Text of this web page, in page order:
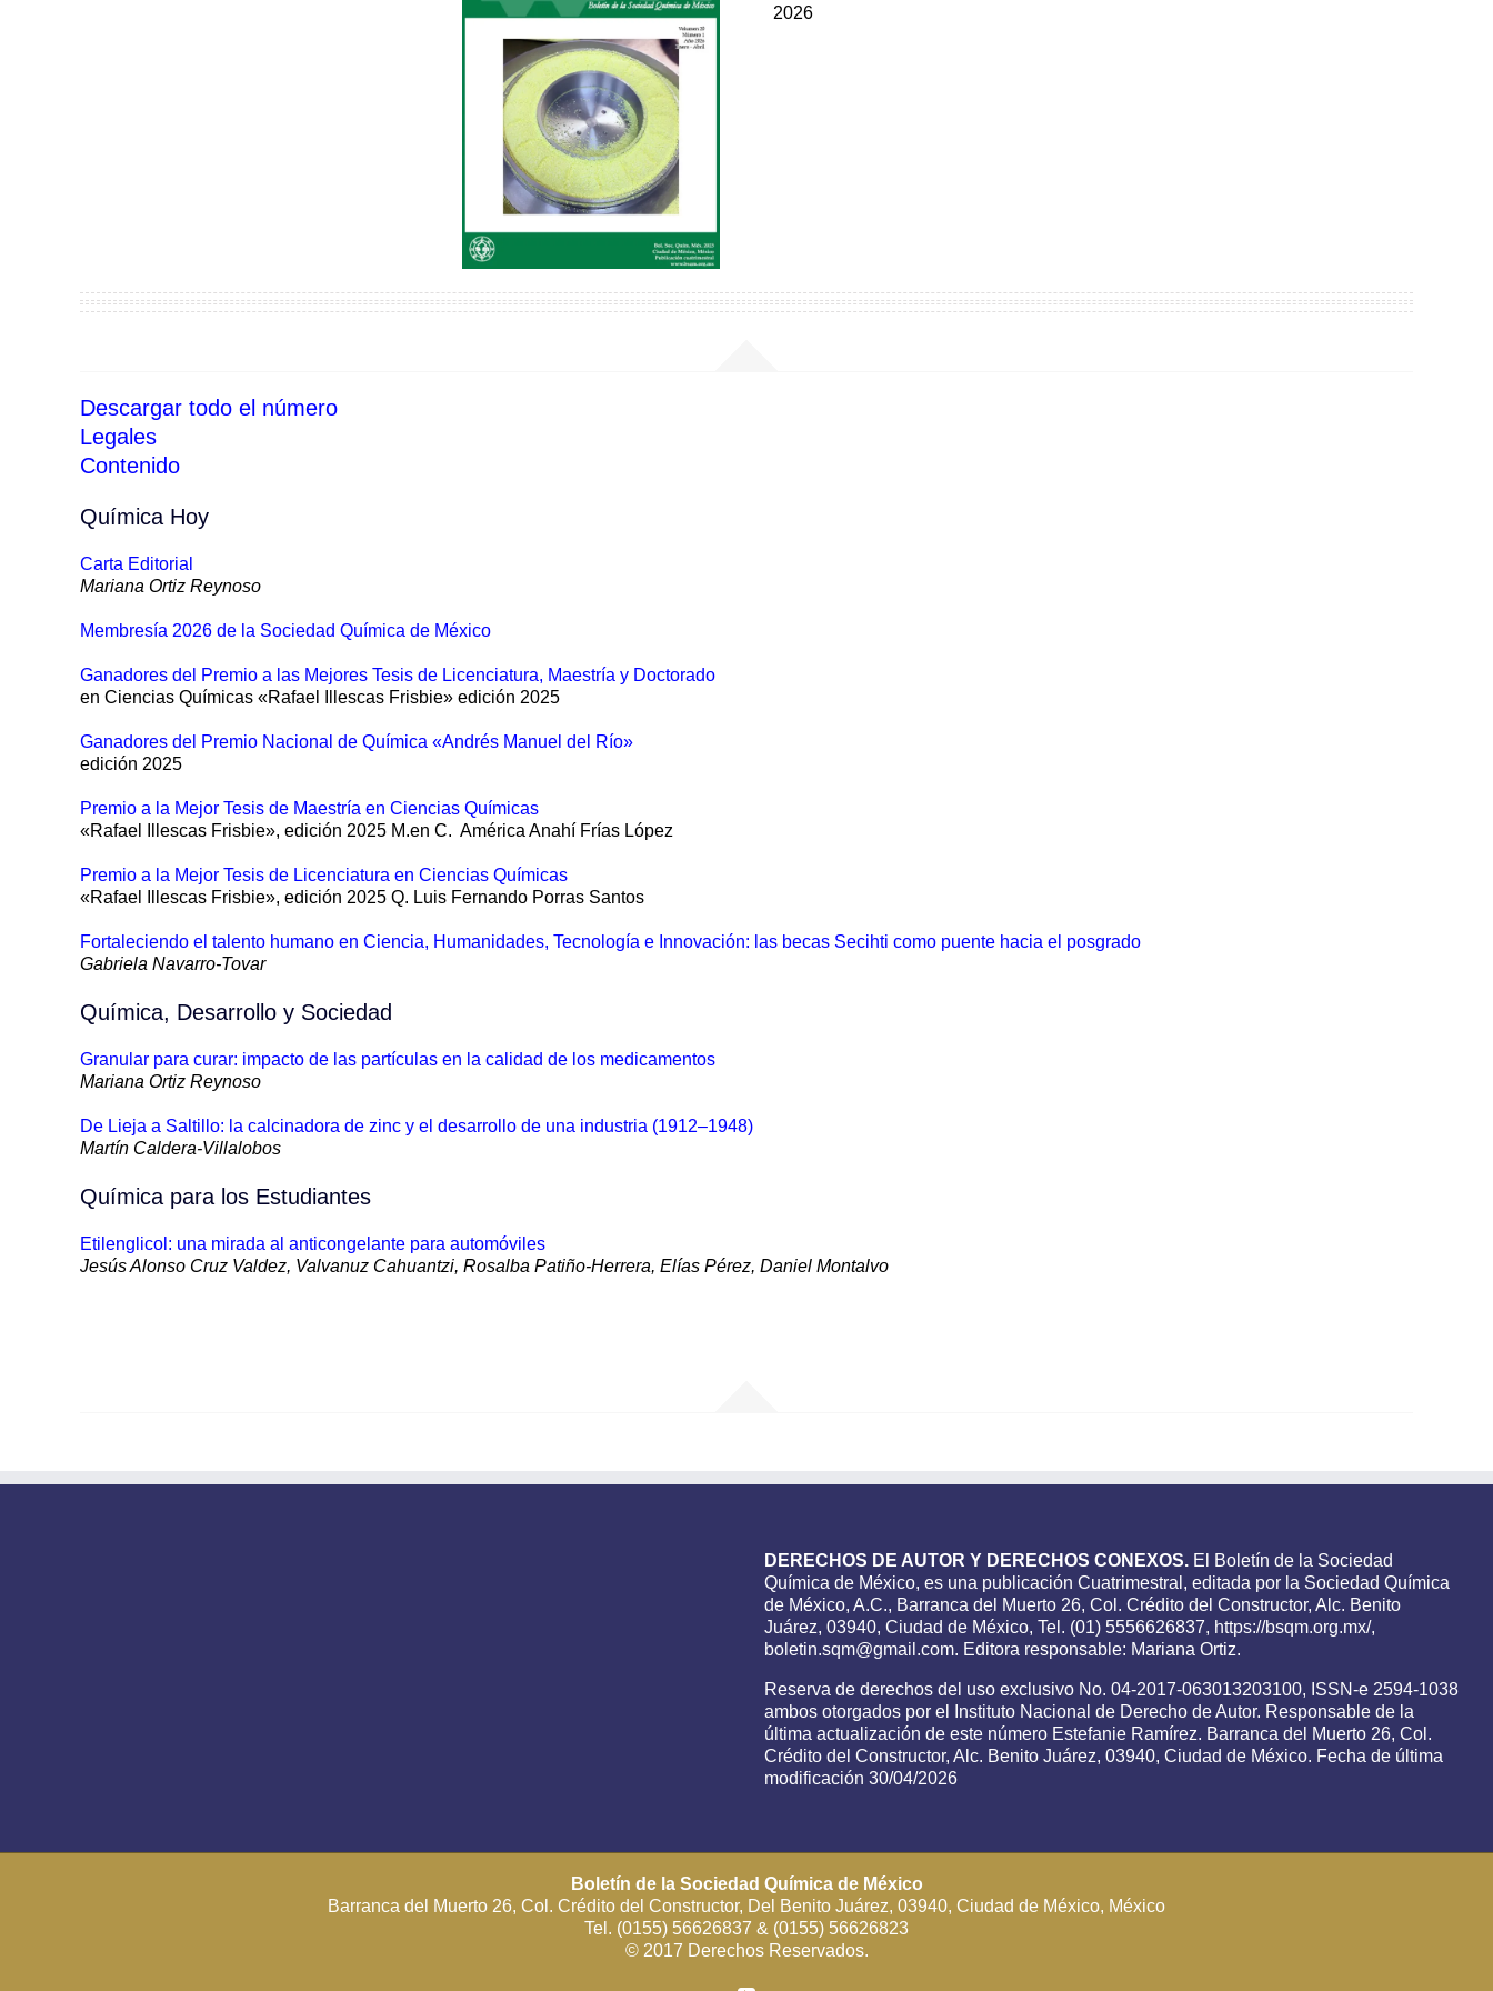
2026
Descargar todo el número
Legales
Contenido
Química Hoy
Carta Editorial
Mariana Ortiz Reynoso
Membresía 2026 de la Sociedad Química de México
Ganadores del Premio a las Mejores Tesis de Licenciatura, Maestría y Doctorado
en Ciencias Químicas «Rafael Illescas Frisbie» edición 2025
Ganadores del Premio Nacional de Química «Andrés Manuel del Río»
edición 2025
Premio a la Mejor Tesis de Maestría en Ciencias Químicas
«Rafael Illescas Frisbie», edición 2025 M.en C. América Anahí Frías López
Premio a la Mejor Tesis de Licenciatura en Ciencias Químicas
«Rafael Illescas Frisbie», edición 2025 Q. Luis Fernando Porras Santos
Fortaleciendo el talento humano en Ciencia, Humanidades, Tecnología e Innovación: las becas Secihti como puente hacia el posgrado
Gabriela Navarro-Tovar
Química, Desarrollo y Sociedad
Granular para curar: impacto de las partículas en la calidad de los medicamentos
Mariana Ortiz Reynoso
De Lieja a Saltillo: la calcinadora de zinc y el desarrollo de una industria (1912–1948)
Martín Caldera-Villalobos
Química para los Estudiantes
Etilenglicol: una mirada al anticongelante para automóviles
Jesús Alonso Cruz Valdez, Valvanuz Cahuantzi, Rosalba Patiño-Herrera, Elías Pérez, Daniel Montalvo
DERECHOS DE AUTOR Y DERECHOS CONEXOS. El Boletín de la Sociedad
Química de México, es una publicación Cuatrimestral, editada por la Sociedad Química
de México, A.C., Barranca del Muerto 26, Col. Crédito del Constructor, Alc. Benito
Juárez, 03940, Ciudad de México, Tel. (01) 5556626837, https://bsqm.org.mx/,
boletin.sqm@gmail.com. Editora responsable: Mariana Ortiz.
Reserva de derechos del uso exclusivo No. 04-2017-063013203100, ISSN-e 2594-1038
ambos otorgados por el Instituto Nacional de Derecho de Autor. Responsable de la
última actualización de este número Estefanie Ramírez. Barranca del Muerto 26, Col.
Crédito del Constructor, Alc. Benito Juárez, 03940, Ciudad de México. Fecha de última
modificación 30/04/2026
Boletín de la Sociedad Química de México
Barranca del Muerto 26, Col. Crédito del Constructor, Del Benito Juárez, 03940, Ciudad de México, México
Tel. (0155) 56626837 & (0155) 56626823
© 2017 Derechos Reservados.